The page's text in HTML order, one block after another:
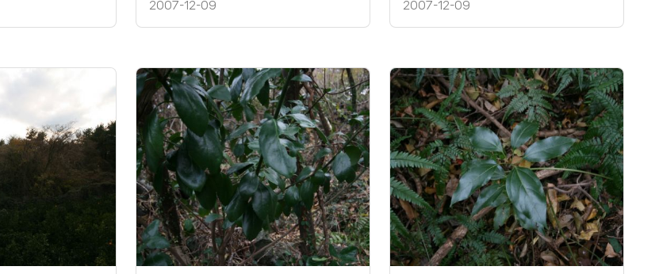
2007-12-09
2007-12-09